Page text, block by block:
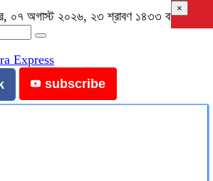
০৭ অগাস্ট ২০২৬, ২৩ শ্রাবণ ১৪৩৩ বঙ্গাব্দ
subscribe
×